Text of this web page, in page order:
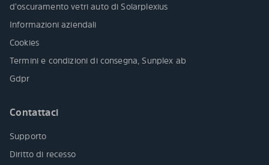
d’oscuramento vetri auto di Solarplexius
Informazioni aziendali
Cookies
Termini e condizioni di consegna, Sunplex ab
Gdpr
Contattaci
Supporto
Diritto di recesso